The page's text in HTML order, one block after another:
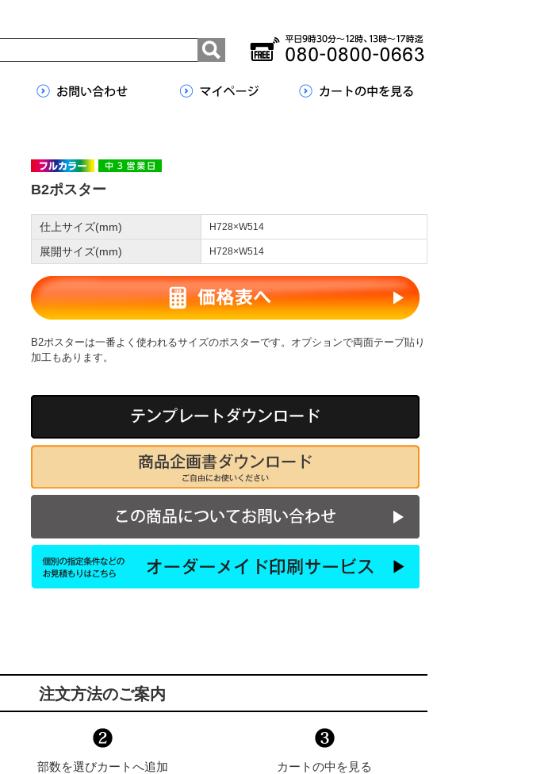
B2ポスター
仕上サイズ(mm) H728×W514
展開サイズ(mm) H728×W514
B2ポスターは一番よく使われるサイズのポスターです。オプションで両面テープ貼り
加工もあります。
注文方法のご案内
部数を選びカートへ追加 カートの中を見る